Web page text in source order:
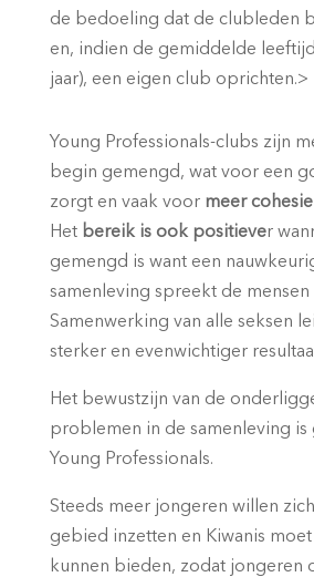
de bedoeling dat de clubleden
en, indien de gemiddelde
jaar), een eigen club oprichten.>
Young Professionals-clubs zijn
begin gemengd, wat voor een
zorgt en vaak voor meer
Het bereik is ook positiever
gemengd is want een
samenleving spreekt de mensen
Samenwerking van alle seksen
sterker en evenwichtiger
Het bewustzijn van de
problemen in de samenleving
Young Professionals.
Steeds meer jongeren willen
gebied inzetten en Kiwanis
kunnen bieden, zodat jongeren